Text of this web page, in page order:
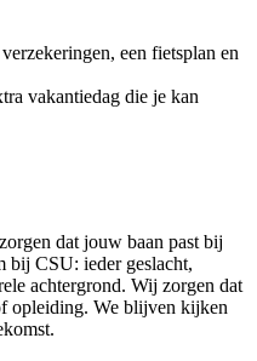
een fietsplan en
vakantiedag die je kan
dat jouw baan past bij
bij CSU: ieder geslacht,
achtergrond. Wij zorgen dat
opleiding. We blijven kijken